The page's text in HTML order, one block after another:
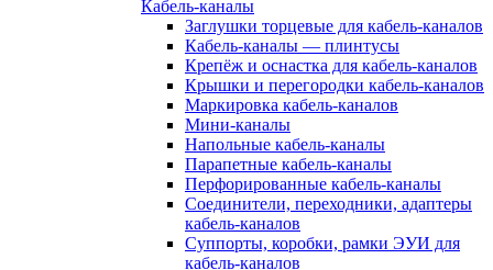
Кабель-каналы
Заглушки торцевые для кабель-каналов
Кабель-каналы — плинтусы
Крепёж и оснастка для кабель-каналов
Крышки и перегородки кабель-каналов
Маркировка кабель-каналов
Мини-каналы
Напольные кабель-каналы
Парапетные кабель-каналы
Перфорированные кабель-каналы
Соединители, переходники, адаптеры
кабель-каналов
Суппорты, коробки, рамки ЭУИ для
кабель-каналов